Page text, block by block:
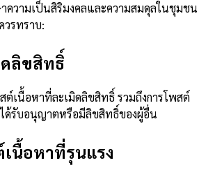
ความเป็นสิริมงคลและความสมดุลในชุมชน
วรทราบ:
ดลิขสิทธิ์
ต์เนื้อหาที่ละเมิดลิขสิทธิ์ รวมถึงการโพสต์
ด้รับอนุญาตหรือมีลิขสิทธิ์ของผู้อื่น
นื้อหาที่รุนแรง